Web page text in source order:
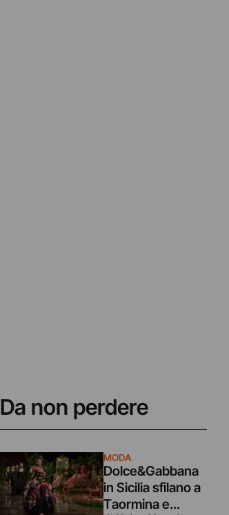
Da non perdere
MODA
Dolce&Gabbana
in Sicilia sfilano a
Taormina e